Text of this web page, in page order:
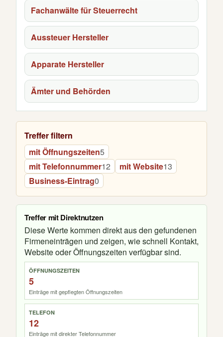
Fachanwälte für Steuerrecht
Aussteuer Hersteller
Apparate Hersteller
Ämter und Behörden
Treffer filtern
mit Öffnungszeiten5
mit Telefonnummer12 mit Website13
Business-Eintrag0
Treffer mit Direktnutzen
Diese Werte kommen direkt aus den gefundenen
Firmeneinträgen und zeigen, wie schnell Kontakt,
Website oder Öffnungszeiten verfügbar sind.
ÖFFNUNGSZEITEN
5
Einträge mit gepflegten Öffnungszeiten
TELEFON
12
Einträge mit direkter Telefonnummer